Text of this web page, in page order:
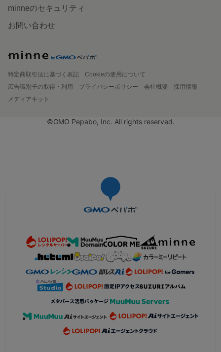
minneのセキュリティ
お問い合わせ
特定商取引法に基づく表記
Cookieの使用について
広告識別子の取得・利用
プライバシーポリシー 会社概要
採用情報
メディアキット
©GMO Pepabo, Inc. All rights reserved.